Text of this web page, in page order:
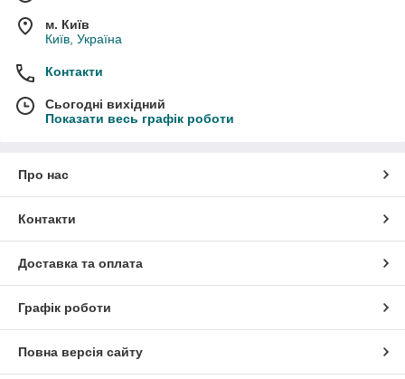
м. Київ
Київ, Україна
Контакти
Сьогодні вихідний
Показати весь графік роботи
Про нас
Контакти
Доставка та оплата
Графік роботи
Повна версія сайту